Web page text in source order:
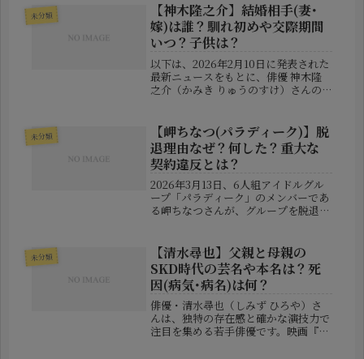
未分類
【神木隆之介】結婚相手(妻･
嫁)は誰？馴れ初めや交際期間
いつ？子供は？
以下は、2026年2月10日に発表された
最新ニュースをもとに、俳優 神木隆
之介（かみき りゅうのすけ）さんの
成しており、読みやすさ・情報の正確
さに配慮しています（文字数は5...
未分類
【岬ちなつ(パラディーク)】脱
退理由なぜ？何した？重大な
契約違反とは？
2026年3月13日、6人組アイドルグル
ープ「パラディーク」のメンバーであ
る岬ちなつさんが、グループを脱退す
が広がっています。運営側の発表では
「重大な契約違反」があったこと...
未分類
【清水尋也】父親と母親の
SKD時代の芸名や本名は？死
因(病気･病名)は何？
俳優・清水尋也（しみず ひろや）さ
んは、独特の存在感と確かな演技力で
注目を集める若手俳優です。映画『ち